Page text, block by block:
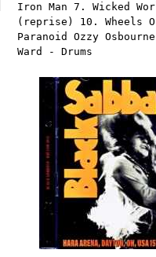
Iron Man 7. Wicked
(reprise) 10. Wheels
Paranoid Ozzy
Ward - Drums